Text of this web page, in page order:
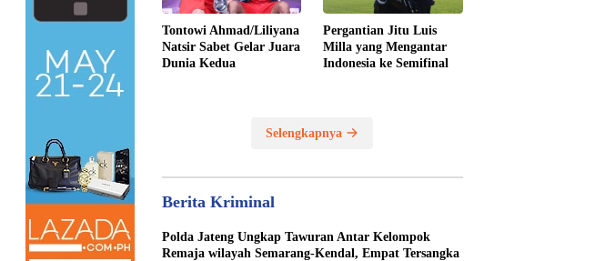
Tontowi Ahmad/Liliyana
Natsir Sabet Gelar Juara
Dunia Kedua
Pergantian Jitu Luis
Milla yang Mengantar
Indonesia ke Semifinal
Selengkapnya
Berita Kriminal
Polda Jateng Ungkap Tawuran Antar Kelompok
Remaja wilayah Semarang-Kendal, Empat Tersangka